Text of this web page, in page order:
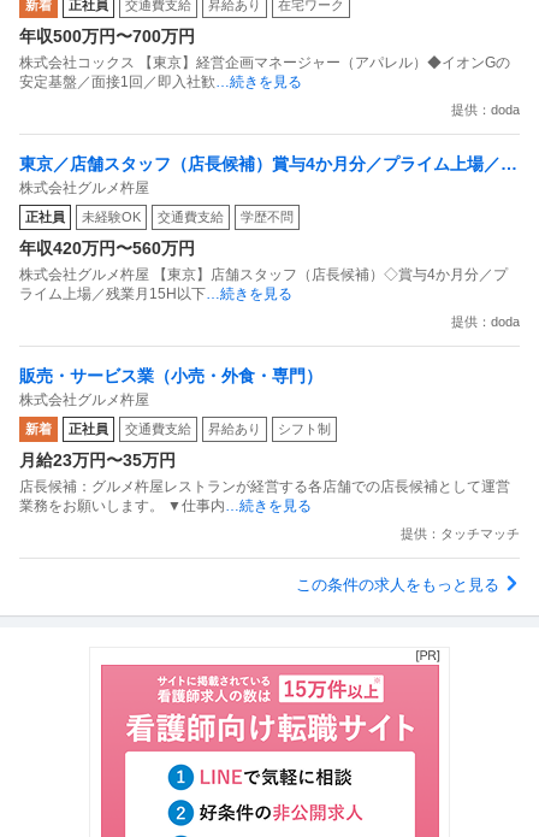
新着 正社員 交通費支給 昇給あり 在宅ワーク
年収500万円〜700万円
株式会社コックス 【東京】経営企画マネージャー（アパレル）◆イオンGの
安定基盤／面接1回／即入社歓 …続きを見る
提供：doda
東京／店舗スタッフ（店長候補）賞与4か月分／プライム上場／残
業月15H以下／新店オープン多数
株式会社グルメ杵屋
正社員 未経験OK 交通費支給 学歴不問
年収420万円〜560万円
株式会社グルメ杵屋 【東京】店舗スタッフ（店長候補）◇賞与4か月分／プ
ライム上場／残業月15H以下 …続きを見る
提供：doda
販売・サービス業（小売・外食・専門）
株式会社グルメ杵屋
新着 正社員 交通費支給 昇給あり シフト制
月給23万円〜35万円
店長候補：グルメ杵屋レストランが経営する各店舗での店長候補として運営
業務をお願いします。 ▼仕事内 …続きを見る
提供：タッチマッチ
この条件の求人をもっと見る